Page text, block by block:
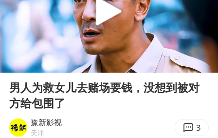
多家A股公司收到美国关税退款
永和豆浆创始人林炳生去世
白海豚将正面袭击贯穿浙江
浙江台州《告全体市民书》
牛津大学一纸声明甩不了锅
Play
00:00
男人为救女儿去赌场要钱，没想到被对
方给包围了
豫新影视
天津 3